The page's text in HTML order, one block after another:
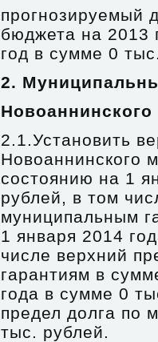
прогнозируемый
бюджета на 2013
год в сумме 0
2.
2.1.Установить
Новоаннинского
состоянию на 1
рублей, в том
муниципальным
1 января 2014
числе верхний
гарантиям в
года в сумме 0
предел долга по
тыс. рублей.